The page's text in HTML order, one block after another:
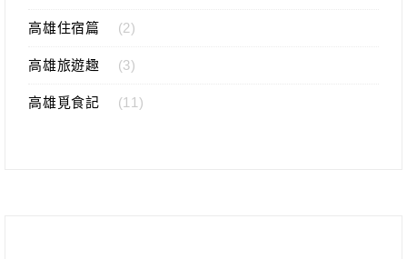
高雄住宿篇 (2)
高雄旅遊趣 (3)
高雄覓食記 (11)